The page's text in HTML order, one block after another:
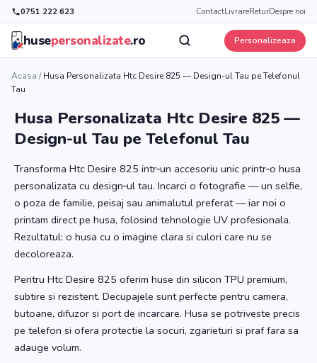
0751 222 623 ContactLivrareReturDespre noi
husepersonalizate.ro Personalizeaza
Acasa /Husa Personalizata Htc Desire 825 — Design-ul Tau pe Telefonul
Tau
Husa Personalizata Htc Desire 825 —
Design-ul Tau pe Telefonul Tau
Transforma Htc Desire 825 intr‑un accesoriu unic printr‑o husa
personalizata cu design‑ul tau. Incarci o fotografie — un selfie,
o poza de familie, peisaj sau animalutul preferat — iar noi o
printam direct pe husa, folosind tehnologie UV profesionala.
Rezultatul: o husa cu o imagine clara si culori care nu se
decoloreaza.
Pentru Htc Desire 825 oferim huse din silicon TPU premium,
subtire si rezistent. Decupajele sunt perfecte pentru camera,
butoane, difuzor si port de incarcare. Husa se potriveste precis
pe telefon si ofera protectie la socuri, zgarieturi si praf fara sa
adauge volum.